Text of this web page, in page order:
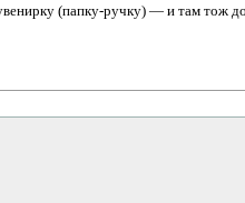
(папку-ручку) — и там тож